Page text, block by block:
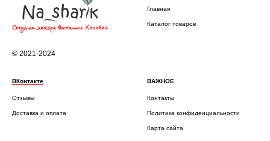
© 2021-2024
Главная
Каталог товаров
ВКонтакте
Отзывы
Доставка и оплата
ВАЖНОЕ
Контакты
Политика конфиденциальности
Карта сайта